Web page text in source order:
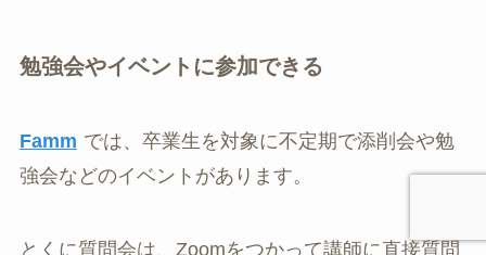
勉強会やイベントに参加できる
Famm では、卒業生を対象に不定期で添削会や勉
強会などのイベントがあります。
とくに質問会は、Zoomをつかって講師に直接質問